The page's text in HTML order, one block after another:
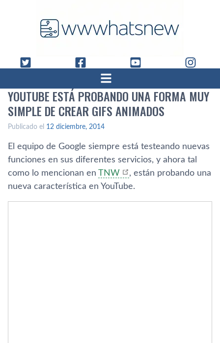
YOUTUBE ESTÁ PROBANDO UNA FORMA MUY
SIMPLE DE CREAR GIFS ANIMADOS
Publicado el 12 diciembre, 2014
El equipo de Google siempre está testeando nuevas
funciones en sus diferentes servicios, y ahora tal
como lo mencionan en TNW
, están probando una
nueva caracterí­stica en YouTube.